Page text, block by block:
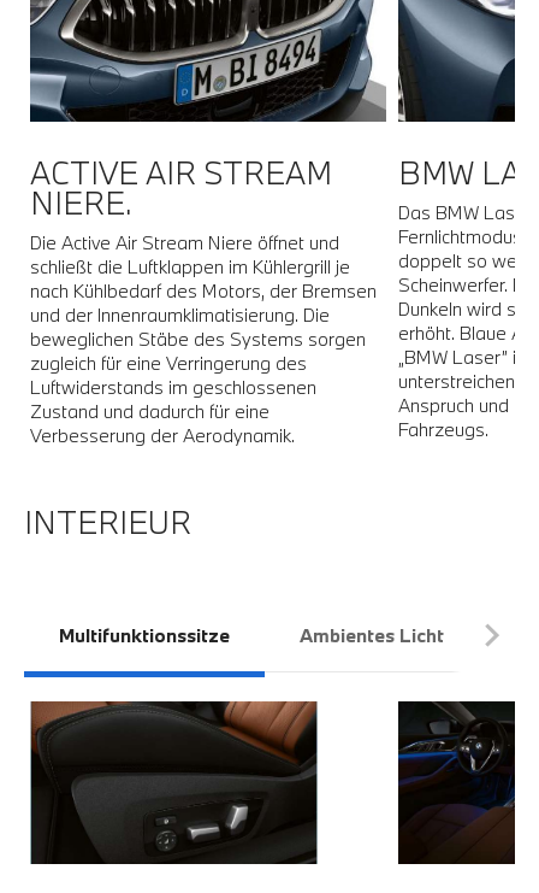
ACTIVE AIR STREAM
NIERE.
Die Active Air Stream Niere öffnet und
schließt die Luftklappen im Kühlergrill je
nach Kühlbedarf des Motors, der Bremsen
und der Innenraumklimatisierung. Die
beweglichen Stäbe des Systems sorgen
zugleich für eine Verringerung des
Luftwiderstands im geschlossenen
Zustand und dadurch für eine
Verbesserung der Aerodynamik.
BMW
Das BMW
Fernlichtmodus
doppelt so weit
Scheinwerfer.
Dunkeln wird so
erhöht. Blaue
„BMW Laser”
unterstreichen
Anspruch und
Fahrzeugs.
INTERIEUR
Multifunktionssitze Ambientes Licht